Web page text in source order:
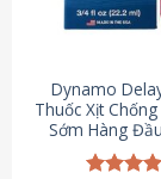
Dynamo
Thuốc Xịt
Sớm Hàng